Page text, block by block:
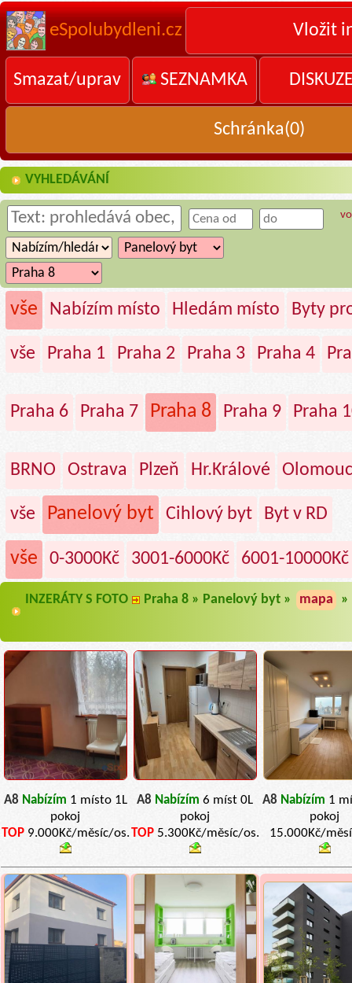
eSpolubydleni.cz Vložit
Smazat/uprav SEZNAMKA
Schránka(0)
VYHLEDÁVÁNÍ
vše Nabízím místo Hledám místo Byty
vše Praha 1 Praha 2 Praha 3 Praha 4
Praha 6 Praha 7 Praha 8 Praha 9 Praha
BRNO Ostrava Plzeň Hr.Králové Olomouc
vše Panelový byt Cihlový byt Byt v RD
vše 0-3000Kč 3001-6000Kč 6001-10000Kč
INZERÁTY S FOTO Praha 8 » Panelový byt » mapa
A8 Nabízím 1 místo 1L
pokoj
TOP9.000Kč/měsíc/os.
A8 Nabízím 6 míst 0L
pokoj
TOP5.300Kč/měsíc/os.
A8 Nabízím 1
pokoj
15.000Kč/